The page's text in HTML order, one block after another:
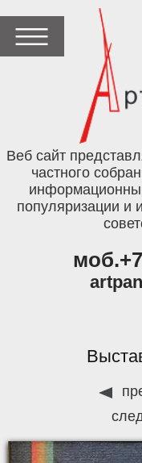
Веб сайт
частного
популяризации и